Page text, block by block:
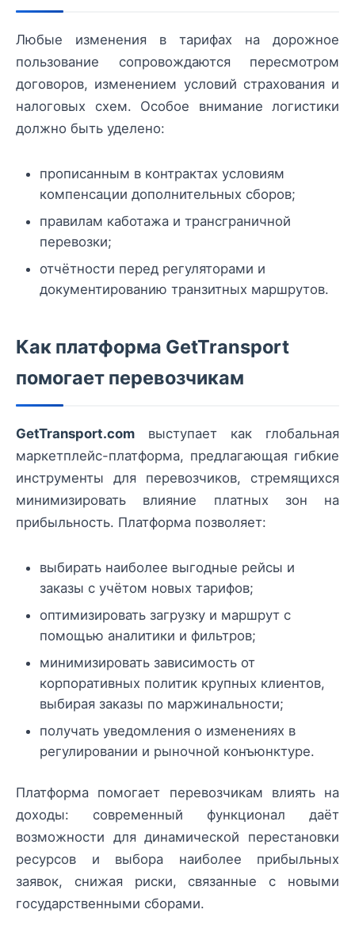
Любые изменения в тарифах на дорожное
пользование сопровождаются пересмотром
договоров, изменением условий страхования и
налоговых схем. Особое внимание логистики
должно быть уделено:
прописанным в контрактах условиям
компенсации дополнительных сборов;
правилам каботажа и трансграничной
перевозки;
отчётности перед регуляторами и
документированию транзитных маршрутов.
Как платформа GetTransport
помогает перевозчикам
GetTransport.com выступает как глобальная
маркетплейс-платформа, предлагающая гибкие
инструменты для перевозчиков, стремящихся
минимизировать влияние платных зон на
прибыльность. Платформа позволяет:
выбирать наиболее выгодные рейсы и
заказы с учётом новых тарифов;
оптимизировать загрузку и маршрут с
помощью аналитики и фильтров;
минимизировать зависимость от
корпоративных политик крупных клиентов,
выбирая заказы по маржинальности;
получать уведомления о изменениях в
регулировании и рыночной конъюнктуре.
Платформа помогает перевозчикам влиять на
доходы: современный функционал даёт
возможности для динамической перестановки
ресурсов и выбора наиболее прибыльных
заявок, снижая риски, связанные с новыми
государственными сборами.